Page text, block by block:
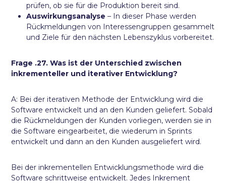
prüfen, ob sie für die Produktion bereit sind.
Auswirkungsanalyse – In dieser Phase werden
Rückmeldungen von Interessengruppen gesammelt
und Ziele für den nächsten Lebenszyklus vorbereitet.
Frage .27. Was ist der Unterschied zwischen
inkrementeller und iterativer Entwicklung?
A: Bei der iterativen Methode der Entwicklung wird die
Software entwickelt und an den Kunden geliefert. Sobald
die Rückmeldungen der Kunden vorliegen, werden sie in
die Software eingearbeitet, die wiederum in Sprints
entwickelt und dann an den Kunden ausgeliefert wird.
Bei der inkrementellen Entwicklungsmethode wird die
Software schrittweise entwickelt. Jedes Inkrement